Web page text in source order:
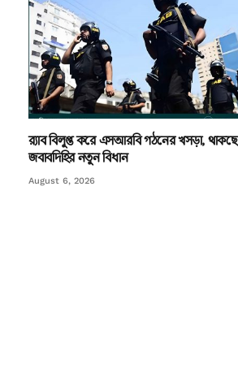
র‌্যাব বিলুপ্ত করে এসআরবি গঠনের খসড়া, থাকছে
জবাবদিহির নতুন বিধান
August 6, 2026